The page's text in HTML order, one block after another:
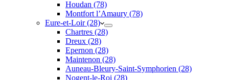
Houdan (78)
Montfort l’Amaury (78)
Eure-et-Loir (28)
Chartres (28)
Dreux (28)
Epernon (28)
Maintenon (28)
Auneau-Bleury-Saint-Symphorien (28)
Nogent-le-Roi (28)